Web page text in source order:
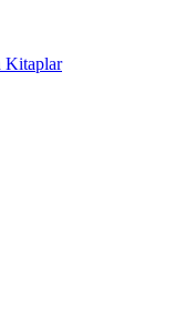
Kitaplar